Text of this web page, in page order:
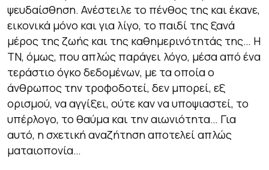
ψευδαίσθηση. Ανέστειλε το πένθος της και έκανε,
εικονικά μόνο και για λίγο, το παιδί της ξανά
μέρος της ζωής και της καθημερινότητάς της… Η
ΤΝ, όμως, που απλώς παράγει λόγο, μέσα από ένα
τεράστιο όγκο δεδομένων, με τα οποία ο
άνθρωπος την τροφοδοτεί, δεν μπορεί, εξ
ορισμού, να αγγίξει, ούτε καν να υποψιαστεί, το
υπέρλογο, το θαύμα και την αιωνιότητα… Για
αυτό, η σχετική αναζήτηση αποτελεί απλώς
ματαιοπονία…